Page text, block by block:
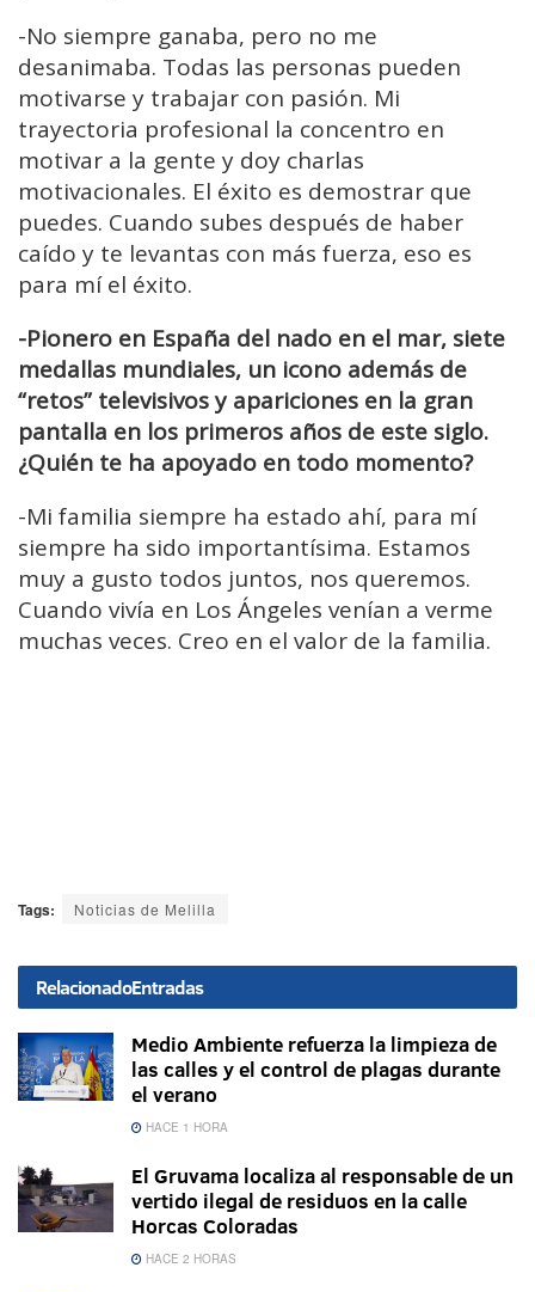
-No siempre ganaba, pero no me
desanimaba. Todas las personas pueden
motivarse y trabajar con pasión. Mi
trayectoria profesional la concentro en
motivar a la gente y doy charlas
motivacionales. El éxito es demostrar que
puedes. Cuando subes después de haber
caído y te levantas con más fuerza, eso es
para mí el éxito.
-Pionero en España del nado en el mar, siete
medallas mundiales, un icono además de
“retos” televisivos y apariciones en la gran
pantalla en los primeros años de este siglo.
¿Quién te ha apoyado en todo momento?
-Mi familia siempre ha estado ahí, para mí
siempre ha sido importantísima. Estamos
muy a gusto todos juntos, nos queremos.
Cuando vivía en Los Ángeles venían a verme
muchas veces. Creo en el valor de la familia.
Tags: Noticias de Melilla
RelacionadoEntradas
Medio Ambiente refuerza la limpieza de
las calles y el control de plagas durante
el verano
HACE 1 HORA
El Gruvama localiza al responsable de un
vertido ilegal de residuos en la calle
Horcas Coloradas
HACE 2 HORAS